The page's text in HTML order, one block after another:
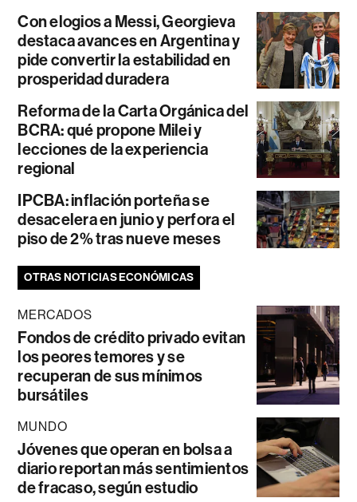
Con elogios a Messi, Georgieva
destaca avances en Argentina y
pide convertir la estabilidad en
prosperidad duradera
Reforma de la Carta Orgánica del
BCRA: qué propone Milei y
lecciones de la experiencia
regional
IPCBA: inflación porteña se
desacelera en junio y perfora el
piso de 2% tras nueve meses
OTRAS NOTICIAS ECONÓMICAS
MERCADOS
Fondos de crédito privado evitan
los peores temores y se
recuperan de sus mínimos
bursátiles
MUNDO
Jóvenes que operan en bolsa a
diario reportan más sentimientos
de fracaso, según estudio